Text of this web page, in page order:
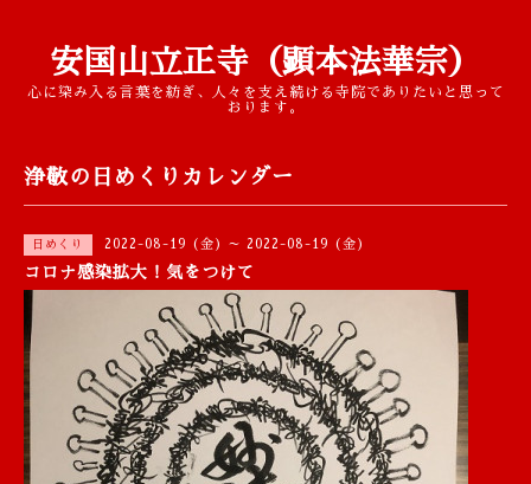
安国山立正寺（顕本法華宗）
心に染み入る言葉を紡ぎ、人々を支え続ける寺院でありたいと思って
おります。
浄敬の日めくりカレンダー
日めくり 2022-08-19 (金) ～ 2022-08-19 (金)
コロナ感染拡大！気をつけて